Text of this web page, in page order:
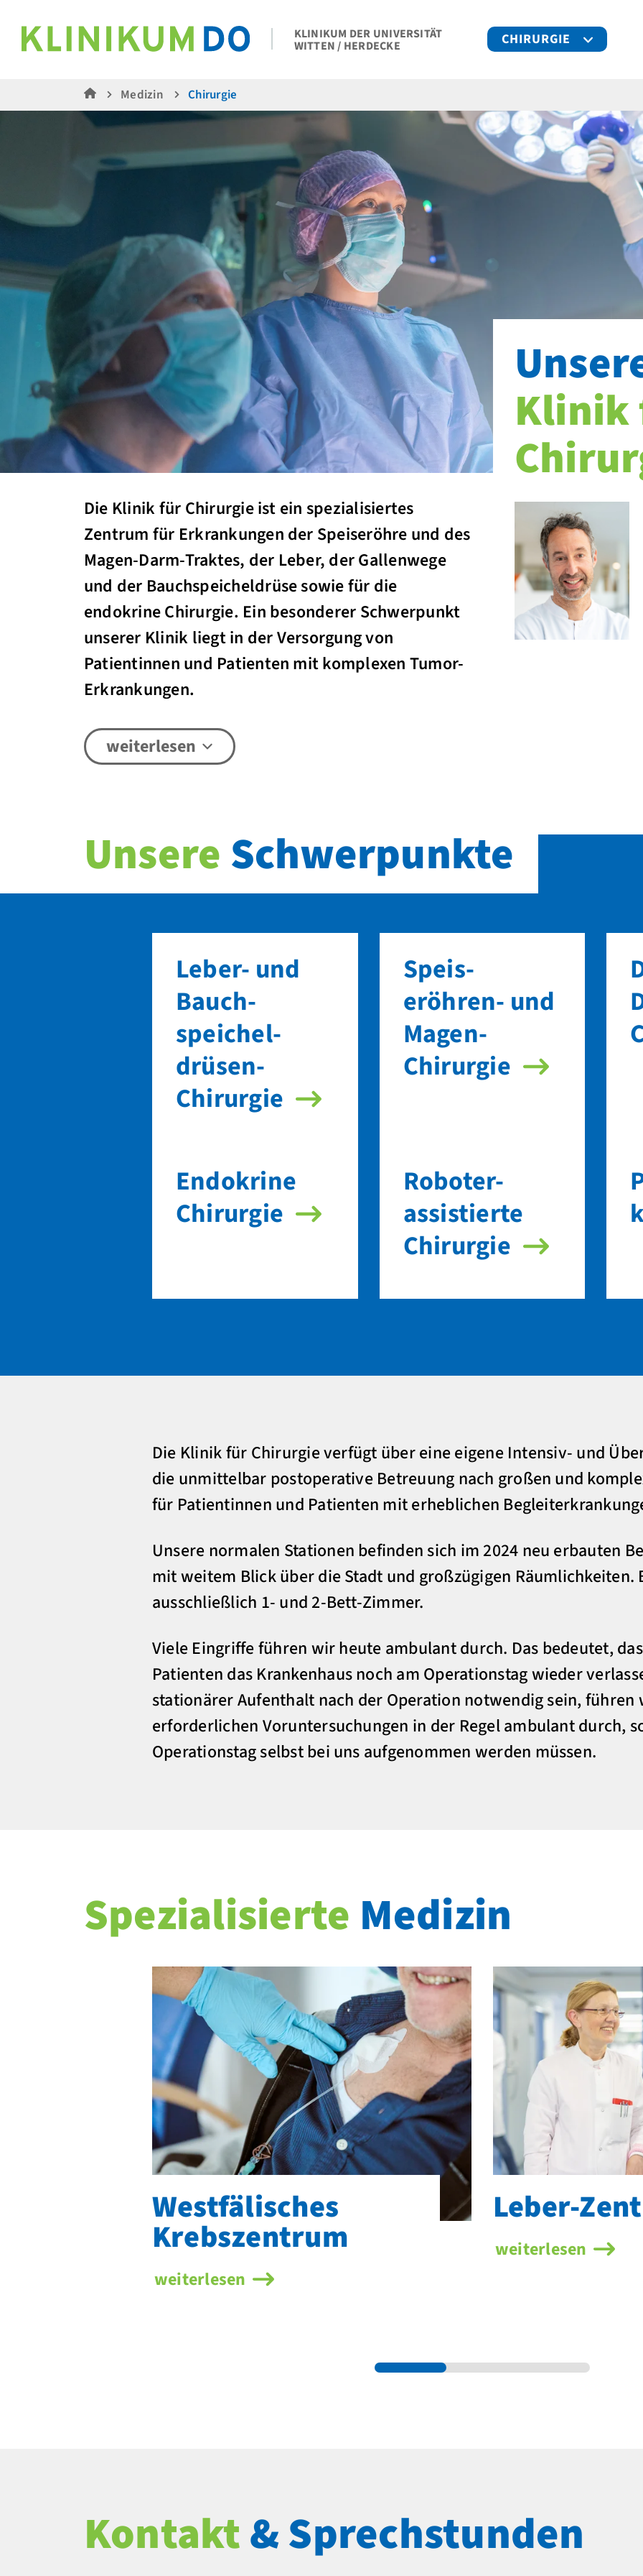
KLINIKUM DER UNIVERSITÄT
WITTEN / HERDECKE CHIRURGIE
Medizin Chirurgie
Klinik
Die Klinik für Chirurgie ist ein spezialisiertes
Zentrum für Erkrankungen der Speiseröhre und des
Magen-Darm-Traktes, der Leber, der Gallenwege
und der Bauchspeicheldrüse sowie für die
endokrine Chirurgie. Ein besonderer Schwerpunkt
unserer Klinik liegt in der Versorgung von
Patientinnen und Patienten mit komplexen Tumor-
Erkrankungen.
weiterlesen
Unsere Schwerpunkte
Leber- und
Bauch­
speichel­
drüsen-
Chirurgie
Speis­
eröhren- und
Magen-
Chirurgie
Endokrine
Chirurgie
Roboter-
assistierte
Chirurgie
Die Klinik für Chirurgie verfügt über eine eigene Intensiv- und
die unmittelbar postoperative Betreuung nach großen und
für Patientinnen und Patienten mit erheblichen
Unsere normalen Stationen befinden sich im 2024 neu erbauten
mit weitem Blick über die Stadt und großzügigen Räumlichkeiten.
ausschließlich 1- und 2-Bett-Zimmer.
Viele Eingriffe führen wir heute ambulant durch. Das bedeutet,
Patienten das Krankenhaus noch am Operationstag wieder
stationärer Aufenthalt nach der Operation notwendig sein, führen
erforderlichen Voruntersuchungen in der Regel ambulant durch,
Operationstag selbst bei uns aufgenommen werden müssen.
Spezialisierte Medizin
Westfälisches
Krebszentrum
weiterlesen
Leber-
weiterlesen
Kontakt& Sprechstunden